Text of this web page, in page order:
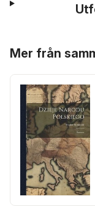
Mer från